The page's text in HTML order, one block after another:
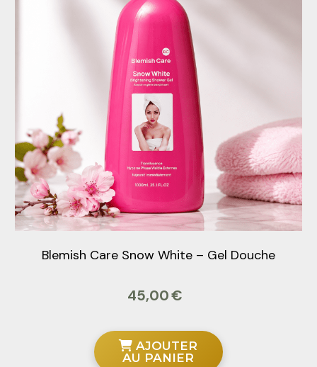
Blemish Care Snow White – Gel Douche
45,00€
AJOUTER
AU PANIER